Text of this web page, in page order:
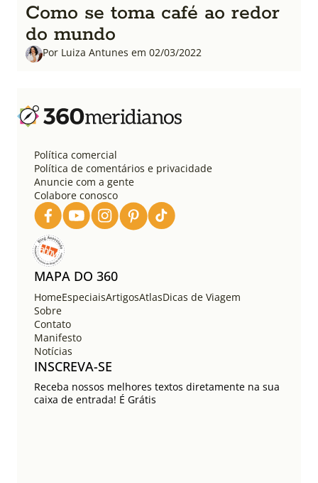
Como se toma café ao redor
do mundo
Por Luiza Antunes em 02/03/2022
Política comercial
Política de comentários e privacidade
Anuncie com a gente
Colabore conosco
MAPA DO 360
HomeEspeciaisArtigosAtlasDicas de Viagem
Sobre
Contato
Manifesto
Notícias
INSCREVA-SE
Receba nossos melhores textos diretamente na sua
caixa de entrada! É Grátis